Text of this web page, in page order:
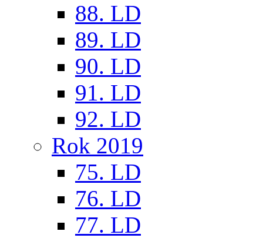
88. LD
89. LD
90. LD
91. LD
92. LD
Rok 2019
75. LD
76. LD
77. LD